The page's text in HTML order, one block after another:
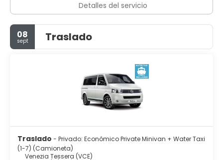
Detalles del servicio
08
sept Traslado
Traslado - Privado: Económico Private Minivan + Water Taxi
(1-7) (Camioneta)
Venezia Tessera (VCE)